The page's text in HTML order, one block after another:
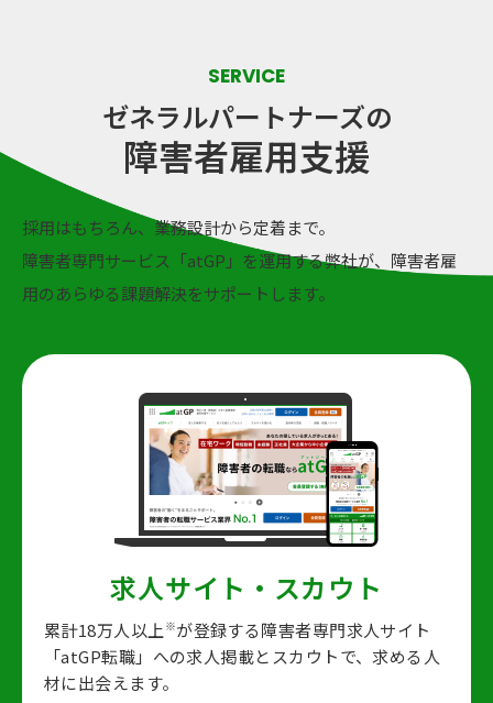
SERVICE
ゼネラルパートナーズの
障害者雇用支援
採用はもちろん、業務設計から定着まで。
障害者専門サービス「atGP」を運用する弊社が、障害者雇
用のあらゆる課題解決をサポートします。
求人サイト・スカウト
累計18万人以上 ※が登録する障害者専門求人サイト
「atGP転職」への求人掲載とスカウトで、求める人
材に出会えます。